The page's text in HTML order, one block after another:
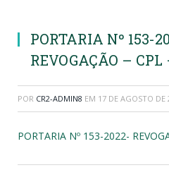
PORTARIA Nº 153-
REVOGAÇÃO –
POR CR2-ADMIN8 EM 17 DE AGOSTO DE
PORTARIA Nº 153-2022-